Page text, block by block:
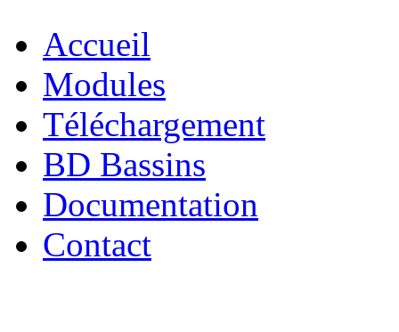
Accueil
Modules
Téléchargement
BD Bassins
Documentation
Contact